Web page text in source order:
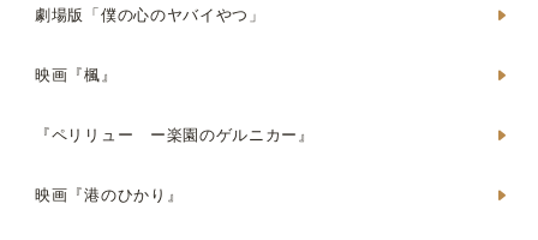
劇場版「僕の心のヤバイやつ」
映画『楓』
『ペリリュー ー楽園のゲルニカー』
映画『港のひかり』